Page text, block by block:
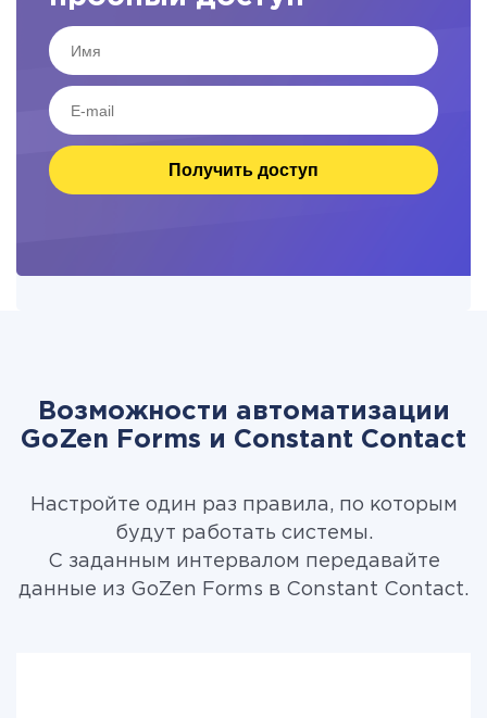
Получить доступ
Возможности автоматизации
GoZen Forms и Constant Contact
Настройте один раз правила, по которым
будут работать системы.
С заданным интервалом передавайте
данные из GoZen Forms в Constant Contact.